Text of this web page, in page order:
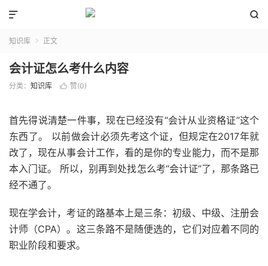


知识库  正文
会计证怎么考什么内容
分类： 知识库  赞(0)
首先得说清楚一件事，现在已经没有“会计从业资格证”这个
东西了。 以前做会计必须先考这个证，但规定在2017年就
改了，现在从事会计工作，看的是你的专业能力，而不是那
本入门证。 所以，别再到处找怎么考“会计证”了，那条路已
经不通了。
现在学会计，考证的路基本上是三条：初级、中级、注册会
计师（CPA）。这三条路不是随便选的，它们对应着不同的
职业阶段和要求。